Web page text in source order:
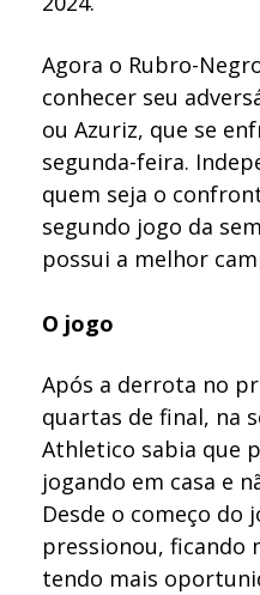
Agora o Rubro-
conhecer seu
ou Azuriz, que se
segunda-feira.
quem seja o
segundo jogo da
possui a melhor
O jogo
Após a derrota no
quartas de final, na
Athletico sabia que
jogando em casa e
Desde o começo do
pressionou, ficando
tendo mais